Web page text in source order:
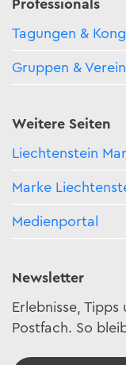
Professionals
Tagungen &
Gruppen &
Weitere Seiten
Liechtenstein
Marke
Medienportal
Newsletter
Erlebnisse,
Postfach. So